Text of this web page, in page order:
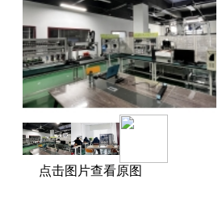
点击图片查看原图